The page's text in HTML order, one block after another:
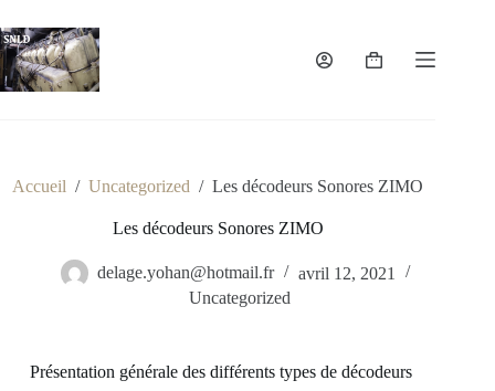
Accueil / Uncategorized / Les décodeurs Sonores ZIMO
Les décodeurs Sonores ZIMO
delage.yohan@hotmail.fr
avril 12, 2021
Uncategorized
Présentation générale des différents types de décodeurs